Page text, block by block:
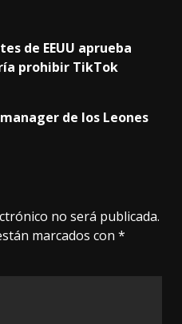
de EEUU aprueba
prohibir TikTok
de los Leones
no será publicada.
marcados con *